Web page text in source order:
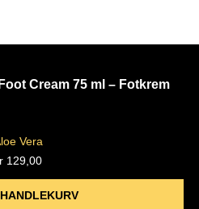
Cream 75 ml – Fotkrem
Vera
129,00